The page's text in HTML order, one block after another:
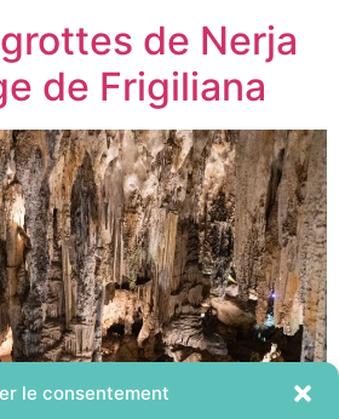
le consentement
de Nerja
de Frigiliana